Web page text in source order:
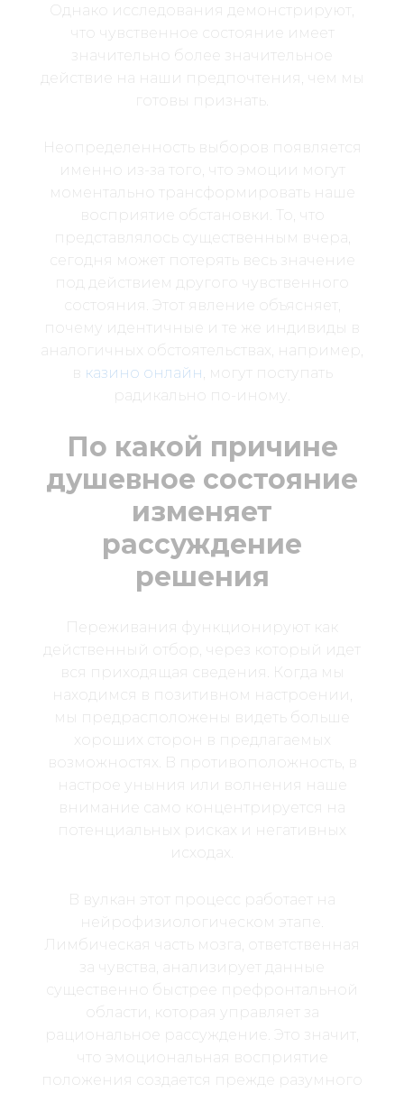
Однако исследования демонстрируют,
что чувственное состояние имеет
значительно более значительное
действие на наши предпочтения, чем мы
готовы признать.
Неопределенность выборов появляется
именно из-за того, что эмоции могут
моментально трансформировать наше
восприятие обстановки. То, что
представлялось существенным вчера,
сегодня может потерять весь значение
под действием другого чувственного
состояния. Этот явление объясняет,
почему идентичные и те же индивиды в
аналогичных обстоятельствах, например,
в казино онлайн , могут поступать
радикально по-иному.
По какой причине
душевное состояние
изменяет
рассуждение
решения
Переживания функционируют как
действенный отбор, через который идет
вся приходящая сведения. Когда мы
находимся в позитивном настроении,
мы предрасположены видеть больше
хороших сторон в предлагаемых
возможностях. В противоположность, в
настрое уныния или волнения наше
внимание само концентрируется на
потенциальных рисках и негативных
исходах.
В вулкан этот процесс работает на
нейрофизиологическом этапе.
Лимбическая часть мозга, ответственная
за чувства, анализирует данные
существенно быстрее префронтальной
области, которая управляет за
рациональное рассуждение. Это значит,
что эмоциональная восприятие
положения создается прежде разумного